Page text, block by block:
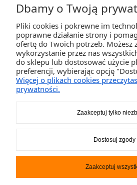
INFORMACJE
2K-Invest Sp. j. Ul. Św. Wojciecha 60, 41-922
REGON: 240545854
Napisz sklep@activegames.pl lub
Sklep internetowy
Dbamy o Twoją
Pliki cookies i pokrewne im
poprawne działanie strony i
ofertę do Twoich potrzeb. Możesz
wykorzystanie przez nas
do sklepu lub dostosować użycie
preferencji, wybierając opcję
Więcej o plikach cookies
prywatności.
Zaakceptuj tylko
Dostosuj zgody
Zaakceptuj